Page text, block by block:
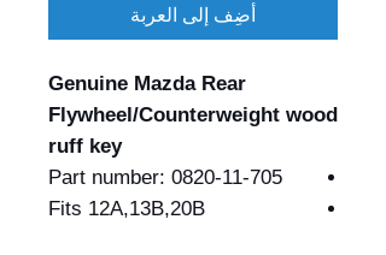
أضِف إلى العربة
Genuine Mazda Rear
Flywheel/Counterweight wood
ruff key
Part number: 0820-11-705
Fits 12A,13B,20B